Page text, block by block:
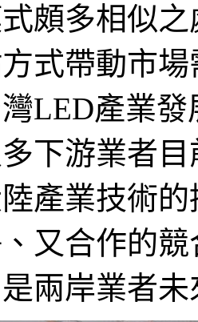
頗多相似
式帶動市
LED產業
下游業者
產業技術
又合作的
兩岸業者